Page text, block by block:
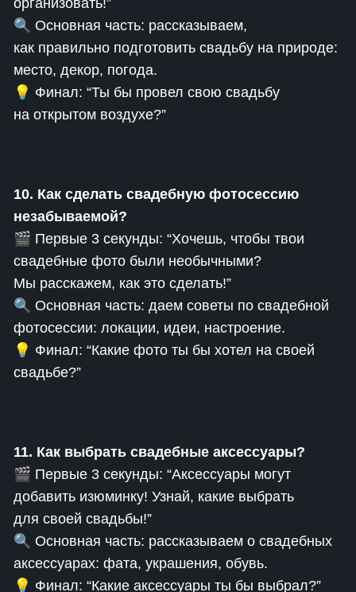
организовать!”
🔍 Основная часть: рассказываем,
как правильно подготовить свадьбу на природе:
место, декор, погода.
💡 Финал: “Ты бы провел свою свадьбу
на открытом воздухе?”
10. Как сделать свадебную фотосессию
незабываемой?
🎬 Первые 3 секунды: “Хочешь, чтобы твои
свадебные фото были необычными?
Мы расскажем, как это сделать!”
🔍 Основная часть: даем советы по свадебной
фотосессии: локации, идеи, настроение.
💡 Финал: “Какие фото ты бы хотел на своей
свадьбе?”
11. Как выбрать свадебные аксессуары?
🎬 Первые 3 секунды: “Аксессуары могут
добавить изюминку! Узнай, какие выбрать
для своей свадьбы!”
🔍 Основная часть: рассказываем о свадебных
аксессуарах: фата, украшения, обувь.
💡 Финал: “Какие аксессуары ты бы выбрал?”